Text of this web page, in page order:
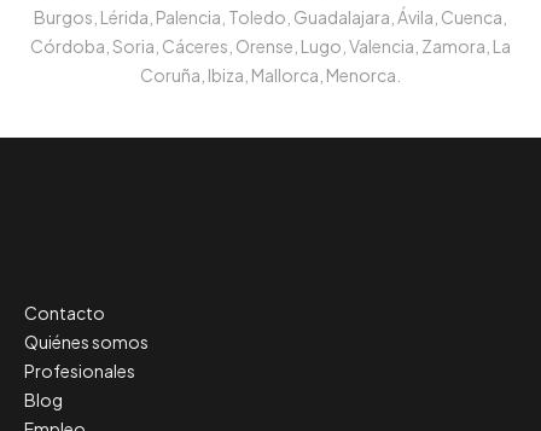
Burgos, Lérida, Palencia, Toledo, Guadalajara, Ávila, Cuenca,
Córdoba, Soria, Cáceres, Orense, Lugo, Valencia, Zamora, La
Coruña, Ibiza, Mallorca, Menorca.
Contacto
Quiénes somos
Profesionales
Blog